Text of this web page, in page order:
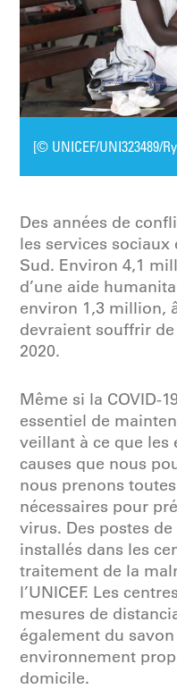
[© UNICEF/UNI323489/
Des années de
les services
Sud. Environ 4,1
d’une aide
environ 1,3 million,
devraient souffrir
2020.
Même si la COVID-
essentiel de
veillant à ce que les
causes que nous
nous prenons
nécessaires pour
virus. Des postes
installés dans les
traitement de la
l’UNICEF. Les
mesures de
également du
environnement
domicile.